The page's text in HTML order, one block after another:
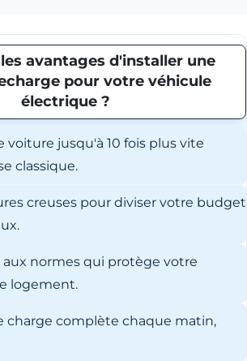
avantages d'installer une
pour votre véhicule
électrique ?
voiture jusqu'à 10 fois plus vite
classique.
creuses pour diviser votre budget
normes qui protège votre
logement.
charge complète chaque matin,